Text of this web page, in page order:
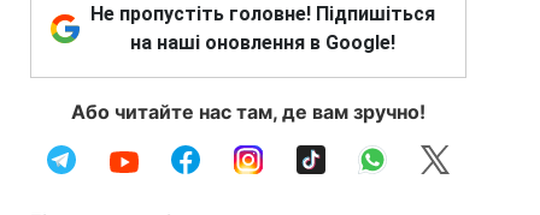
Не пропустіть головне! Підпишіться
на наші оновлення в Google!
Або читайте нас там, де вам зручно!